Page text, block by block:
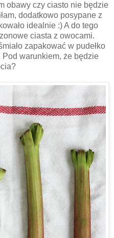
obawy czy ciasto nie będzie
dodatkowo posypane z
idealnie :) A do tego
ciasta z owocami.
zapakować w pudełko
warunkiem, że będzie